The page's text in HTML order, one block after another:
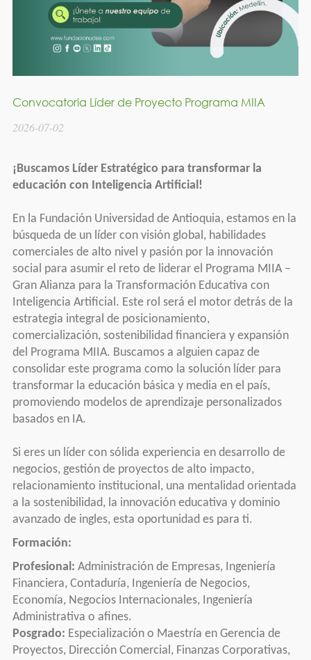
Convocatoria Líder de Proyecto Programa MIIA
2026-07-02
¡Buscamos Líder Estratégico para transformar la
educación con Inteligencia Artificial!
En la Fundación Universidad de Antioquia, estamos en la
búsqueda de un líder con visión global, habilidades
comerciales de alto nivel y pasión por la innovación
social para asumir el reto de liderar el Programa MIIA –
Gran Alianza para la Transformación Educativa con
Inteligencia Artificial. Este rol será el motor detrás de la
estrategia integral de posicionamiento,
comercialización, sostenibilidad financiera y expansión
del Programa MIIA. Buscamos a alguien capaz de
consolidar este programa como la solución líder para
transformar la educación básica y media en el país,
promoviendo modelos de aprendizaje personalizados
basados en IA.
Si eres un líder con sólida experiencia en desarrollo de
negocios, gestión de proyectos de alto impacto,
relacionamiento institucional, una mentalidad orientada
a la sostenibilidad, la innovación educativa y dominio
avanzado de ingles, esta oportunidad es para ti.
Formación:
Profesional: Administración de Empresas, Ingeniería
Financiera, Contaduría, Ingeniería de Negocios,
Economía, Negocios Internacionales, Ingeniería
Administrativa o afines.
Posgrado: Especialización o Maestría en Gerencia de
Proyectos, Dirección Comercial, Finanzas Corporativas,